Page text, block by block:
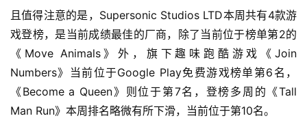
游
戏
休
闲
游
戏
且值得注意的是，Supersonic Studios LTD本周共有4款游
戏登榜，是当前成绩最佳的厂商，除了当前位于榜单第2的
《Move Animals》外，旗下趣味跑酷游戏《Join
Numbers》当前位于Google Play免费游戏榜单第6名，
《Become a Queen》则位于第7名，登榜多周的《Tall
Man Run》本周排名略微有所下滑，当前位于第10名。